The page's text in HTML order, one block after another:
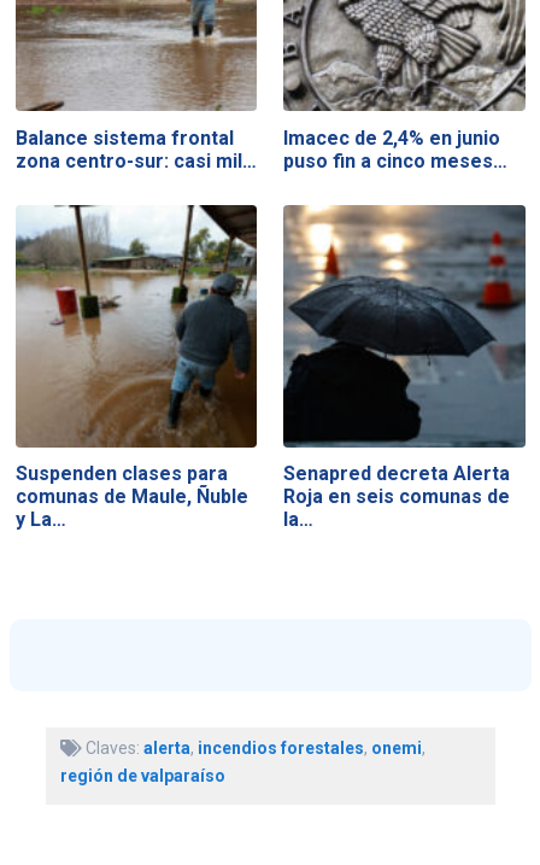
Balance sistema frontal
zona centro-sur: casi mil…
Imacec de 2,4% en junio
puso fin a cinco meses…
Suspenden clases para
comunas de Maule, Ñuble
y La…
Senapred decreta Alerta
Roja en seis comunas de
la…
Claves: alerta, incendios forestales, onemi,
región de valparaíso